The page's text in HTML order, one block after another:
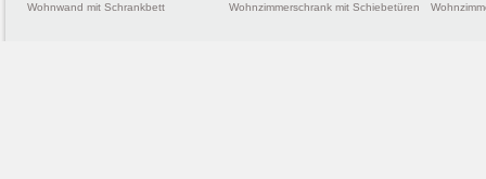
Wohnwand mit Schrankbett
Wohnzimmerschrank mit Schiebetüren